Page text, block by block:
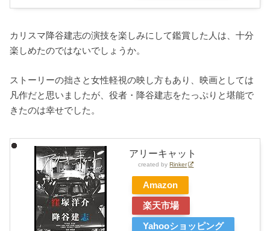
カリスマ降谷建志の演技を楽しみにして鑑賞した人は、十分
楽しめたのではないでしょうか。
ストーリーの拙さと女性軽視の映し方もあり、映画としては
凡作だと思いましたが、役者・降谷建志をたっぷりと堪能で
きたのは幸せでした。
アリーキャット
created byRinker
Amazon
楽天市場
Yahooショッピング